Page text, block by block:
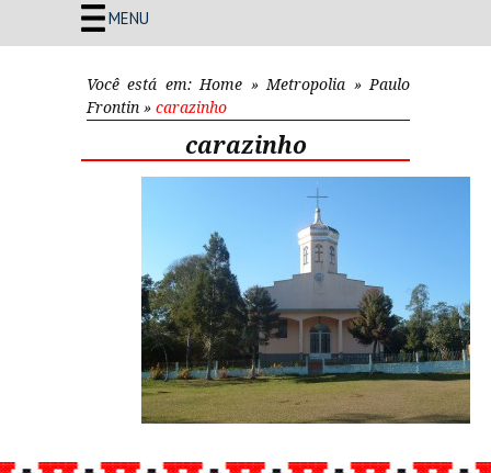
MENU
Você está em: Home » Metropolia » Paulo
Frontin » carazinho
carazinho